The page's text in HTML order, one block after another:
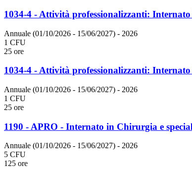
1034-4 - Attività professionalizzanti:
Annuale (01/10/2026 - 15/06/2027) - 2026
1 CFU
25 ore
1034-4 - Attività professionalizzanti:
Annuale (01/10/2026 - 15/06/2027) - 2026
1 CFU
25 ore
1190 - APRO - Internato in Chirurgia e
Annuale (01/10/2026 - 15/06/2027) - 2026
5 CFU
125 ore